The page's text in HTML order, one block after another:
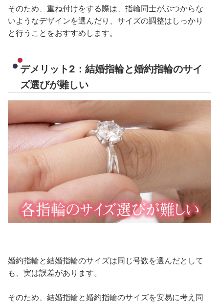
そのため、重ね付けをする際は、指輪同士がぶつからな
いようなデザインを選んだり、サイズの調整はしっかり
と行うことをおすすめします。
デメリット2：結婚指輪と婚約指輪のサイ
ズ選びが難しい
婚約指輪と結婚指輪のサイズは同じ号数を選んだとして
も、実は誤差があります。
そのため、結婚指輪と婚約指輪のサイズを安易に考え同